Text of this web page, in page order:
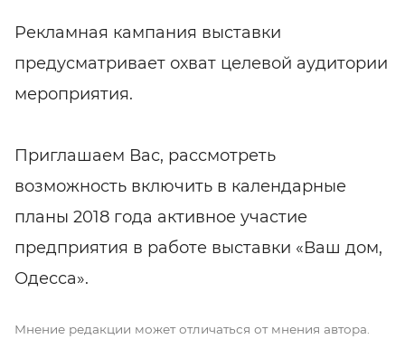
Рекламная кампания выставки
предусматривает охват целевой аудитории
мероприятия.
Приглашаем Вас, рассмотреть
возможность включить в календарные
планы 2018 года активное участие
предприятия в работе выставки «Ваш дом,
Одесса».
Мнение редакции может отличаться от мнения автора.